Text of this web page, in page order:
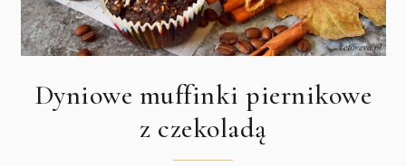
Dyniowe muffinki piernikowe
z czekoladą